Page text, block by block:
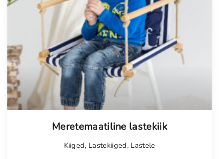
Meretemaatiline lastekiik
Kiiged, Lastekiiged, Lastele